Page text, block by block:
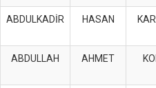
ABDULKADİR HASAN
ABDULLAH AHMET